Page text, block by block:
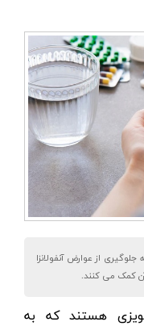
از عوارض آنفولانزا
کمک می کنند.
هستند که به